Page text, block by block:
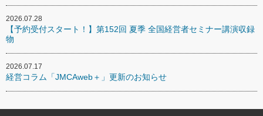
2026.07.28
【予約受付スタート！】第152回 夏季 全国経営者セミナー講演収録
物
2026.07.17
経営コラム「JMCAweb＋」更新のお知らせ